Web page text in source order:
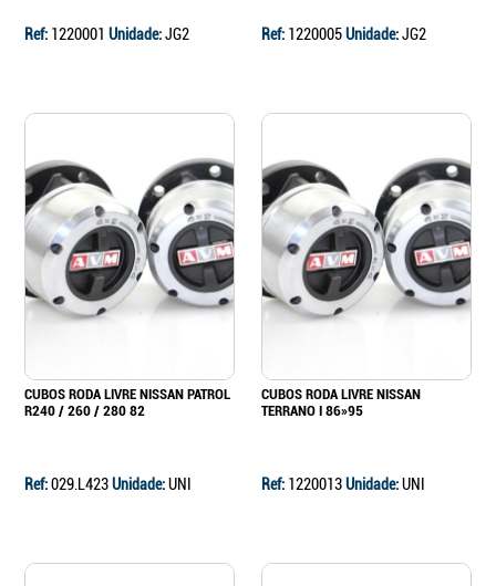
Ref: 1220001 Unidade:JG2 Ref: 1220005Unidade:JG2
CUBOS RODA LIVRE NISSAN PATROL
R240 / 260 / 280 82
Ref:029.L423Unidade:UNI
CUBOS RODA LIVRE NISSAN
TERRANO I 86»95
Ref: 1220013Unidade:UNI